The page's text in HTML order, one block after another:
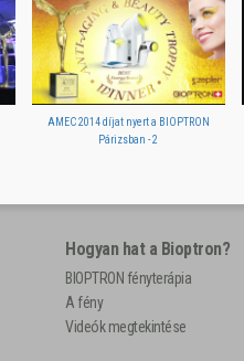
AMEC 2014 díjat nyert a BIOPTRON
Párizsban - 2
Hogyan hat a Bioptron?
BIOPTRON fényterápia
A fény
Videók megtekintése